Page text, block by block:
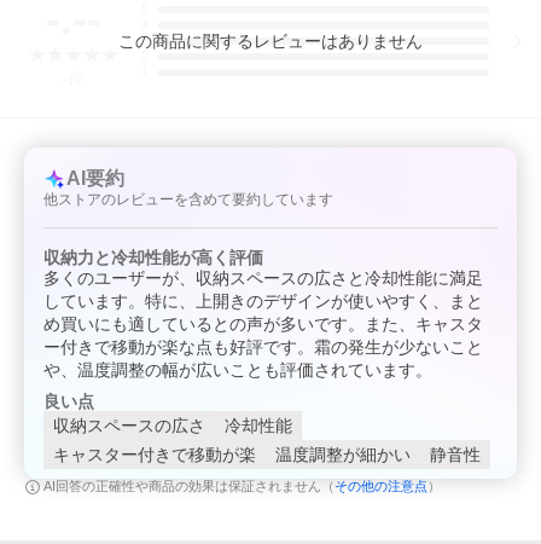
3
この商品に関するレビューはありません
AI要約
他ストアのレビューを含めて要約しています
収納力と冷却性能が高く評価
多くのユーザーが、収納スペースの広さと冷却性能に満足
しています。特に、上開きのデザインが使いやすく、まと
め買いにも適しているとの声が多いです。また、キャスタ
ー付きで移動が楽な点も好評です。霜の発生が少ないこと
や、温度調整の幅が広いことも評価されています。
良い点
収納スペースの広さ
冷却性能
キャスター付きで移動が楽
温度調整が細かい 静音性
AI回答の正確性や商品の効果は保証されません（ その他の注意点 ）